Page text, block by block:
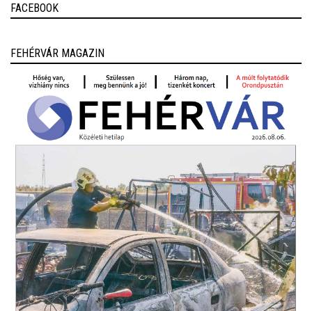
FACEBOOK
FEHÉRVÁR MAGAZIN